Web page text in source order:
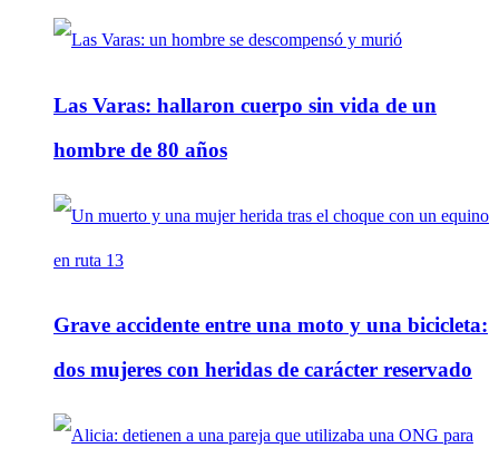
Las Varas: hallaron cuerpo sin vida de un
hombre de 80 años
Grave accidente entre una moto y una bicicleta:
dos mujeres con heridas de carácter reservado